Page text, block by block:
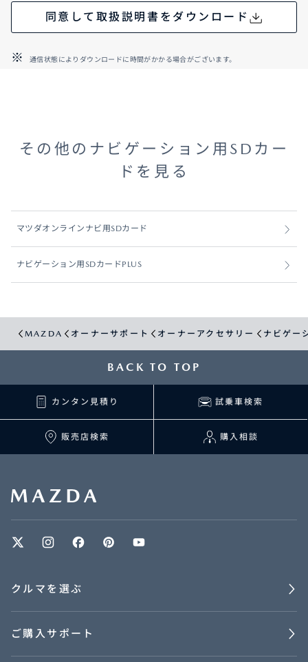
同意して取扱説明書をダウンロード
通信状態によりダウンロードに時間がかかる場合がございます。
その他のナビゲーション用SDカー
ドを見る
マツダオンラインナビ用SDカード
ナビゲーション用SDカードPLUS
MAZDA オーナーサポート オーナーアクセサリー ナビゲー
BACK TO TOP
カンタン見積り 試乗車検索
販売店検索 購入相談
クルマを選ぶ
ご購入サポート